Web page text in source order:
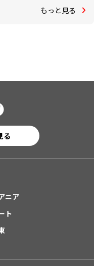
もっと見る
る
ニア
ト